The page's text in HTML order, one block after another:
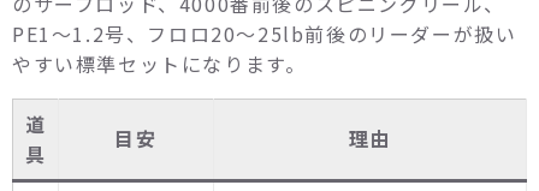
PE1〜1.2号、フロロ20〜25lb前後のリーダーが扱い
やすい標準セットになります。
道
具
目安 理由